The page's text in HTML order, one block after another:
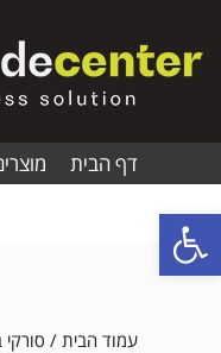
דף הבית
עמוד הבית /
פתח סרגל